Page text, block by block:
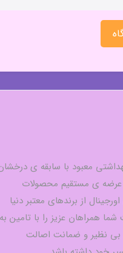
معبود با سابقه ی
ی عرضه ی مستقیم محصولات
از برندهای معتبر دنیا
همراهان عزیز را با تامین به
نظیر و ضمانت اصالت